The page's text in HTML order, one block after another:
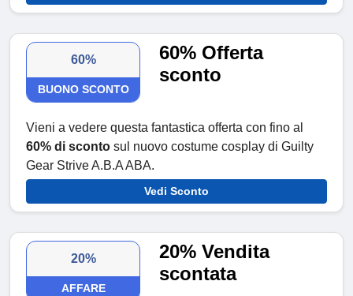
60%
BUONO SCONTO
60% Offerta
sconto
Vieni a vedere questa fantastica offerta con fino al
60% di sconto sul nuovo costume cosplay di Guilty
Gear Strive A.B.A ABA.
Vedi Sconto
20%
AFFARE
20% Vendita
scontata